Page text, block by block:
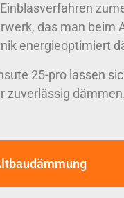
das man beim
energieoptimiert
25-pro lassen
zuverlässig dämmen.